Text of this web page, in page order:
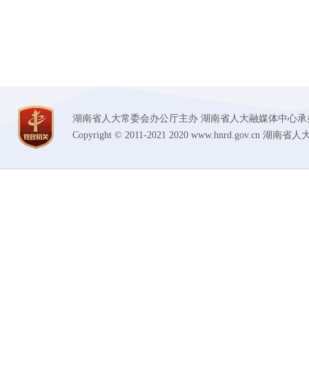
湖南省人大常委会办公厅主办 湖南省人大融媒体中心
Copyright © 2011-2021 2020 www.hnrd.gov.cn 湖南省